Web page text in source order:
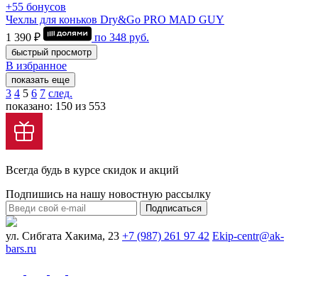
+55 бонусов
Чехлы для коньков Dry&Go PRO MAD GUY
1 390 ₽
по 348 руб.
быстрый просмотр
В избранное
показать еще
3 4 5 6 7 след.
показано: 150 из 553
Всегда будь в курсе скидок и акций
Подпишись на нашу новостную рассылку
Подписаться
ул. Сибгата Хакима, 23 +7 (987) 261 97 42 Ekip-centr@ak-
bars.ru